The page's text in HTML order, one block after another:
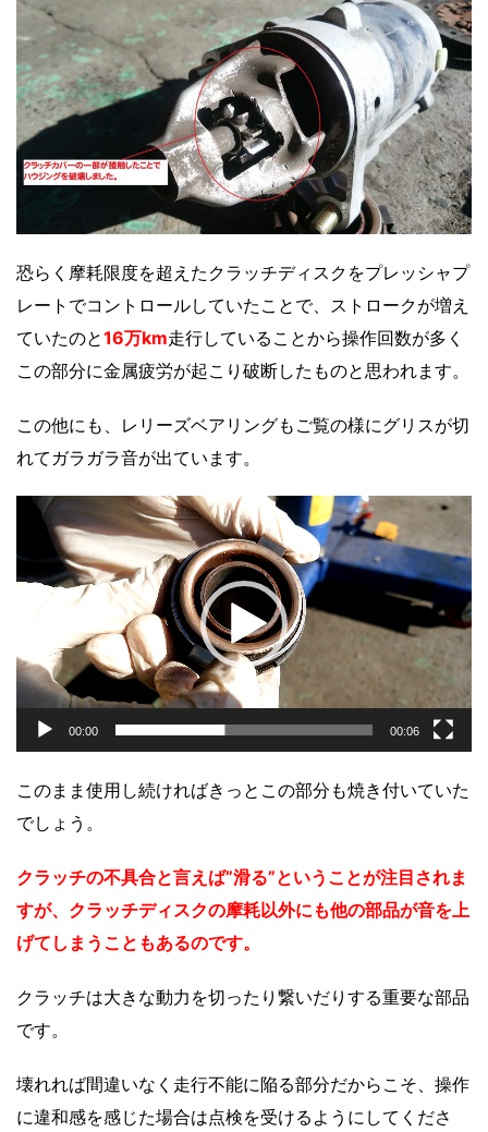
恐らく摩耗限度を超えたクラッチディスクをプレッシャプ
レートでコントロールしていたことで、ストロークが増え
ていたのと16万km走行していることから操作回数が多く
この部分に金属疲労が起こり破断したものと思われます。
この他にも、レリーズベアリングもご覧の様にグリスが切
れてガラガラ音が出ています。
プ
レ
00:00 00:06
このまま使用し続ければきっと この部分も焼き付いていた
でしょう。
クラッチの不具合と言えば”滑る”ということが注目されま
すが、クラッチディスクの摩耗以外にも他の部品が音を上
げてしまうこともあるのです。
クラッチは大きな動力を切ったり繋いだりする重要な部品
です。
壊れれば間違いなく走行不能に陥る部分だからこそ、操作
に違和感を感じた場合は点検を受けるようにしてくださ